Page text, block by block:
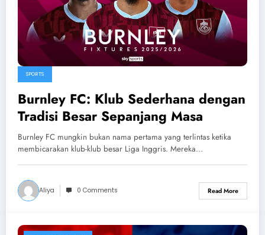
SPORTS
Burnley FC: Klub Sederhana dengan
Tradisi Besar Sepanjang Masa
Burnley FC mungkin bukan nama pertama yang terlintas ketika
membicarakan klub-klub besar Liga Inggris. Mereka…
Aliya 0 Comments Read More